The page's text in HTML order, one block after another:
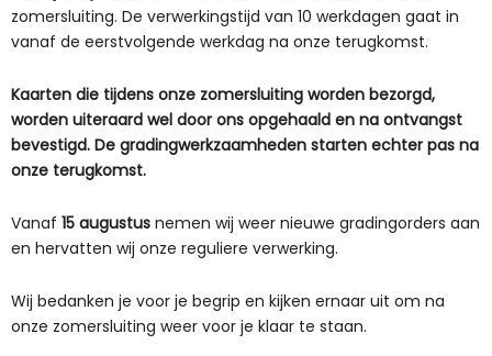
zomersluiting. De verwerkingstijd van 10 werkdagen gaat in
vanaf de eerstvolgende werkdag na onze terugkomst.
Kaarten die tijdens onze zomersluiting worden bezorgd,
worden uiteraard wel door ons opgehaald en na ontvangst
bevestigd. De gradingwerkzaamheden starten echter pas na
onze terugkomst.
Vanaf 15 augustus nemen wij weer nieuwe gradingorders aan
en hervatten wij onze reguliere verwerking.
Wij bedanken je voor je begrip en kijken ernaar uit om na
onze zomersluiting weer voor je klaar te staan.